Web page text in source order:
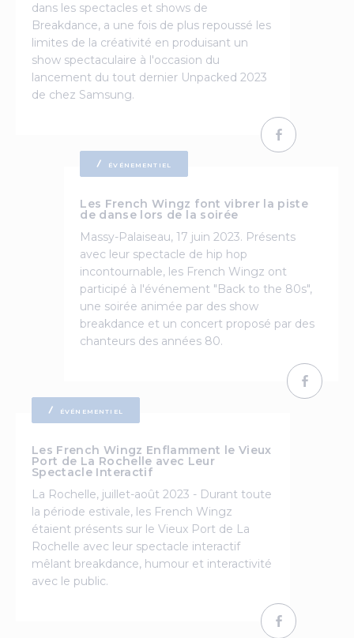
dans les spectacles et shows de
Breakdance, a une fois de plus repoussé les
limites de la créativité en produisant un
show spectaculaire à l'occasion du
lancement du tout dernier Unpacked 2023
de chez Samsung.
ÉVÉNEMENTIEL
Les French Wingz font vibrer la piste
de danse lors de la soirée
Massy-Palaiseau, 17 juin 2023. Présents
avec leur spectacle de hip hop
incontournable, les French Wingz ont
participé à l'événement "Back to the 80s",
une soirée animée par des show
breakdance et un concert proposé par des
chanteurs des années 80.
ÉVÉNEMENTIEL
Les French Wingz Enflamment le Vieux
Port de La Rochelle avec Leur
Spectacle Interactif
La Rochelle, juillet-août 2023 - Durant toute
la période estivale, les French Wingz
étaient présents sur le Vieux Port de La
Rochelle avec leur spectacle interactif
mêlant breakdance, humour et interactivité
avec le public.